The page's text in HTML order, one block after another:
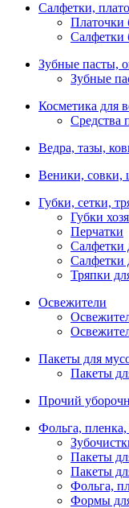
Салфетки,
Платочки
Салфетки
Зубные пасты,
Зубные
Косметика для
Средства
Ведра, тазы,
Веники, совки,
Губки, сетки,
Губки
Перчатки
Салфетки
Салфетки
Тряпки
Освежители
Пакеты для
Пакеты
Прочий
Фольга, пленка,
Пакеты
Пакеты
Фольга,
Формы